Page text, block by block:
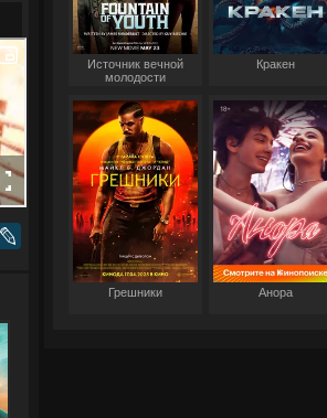
Источник вечной
молодости
Кракен
Грешники Анора